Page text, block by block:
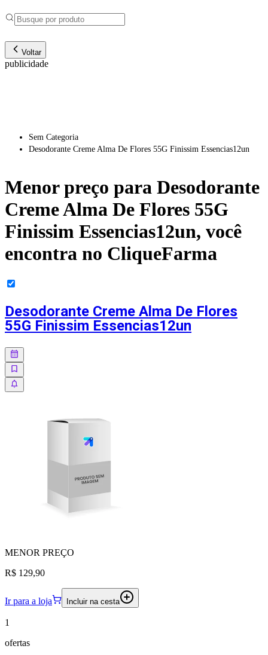
Voltar
publicidade
Sem Categoria
Desodorante Creme Alma De Flores 55G Finissim Essencias12un
Menor preço para Desodorante
Creme Alma De Flores 55G
Finissim Essencias12un, você
encontra no CliqueFarma
Desodorante Creme Alma De Flores
55G Finissim Essencias12un
MENOR PREÇO
R$ 129,90
Ir para a loja Incluir na cesta
1
ofertas